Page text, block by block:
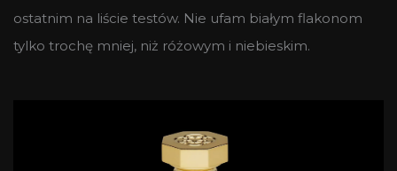
ostatnim na liście testów. Nie ufam białym flakonom
tylko trochę mniej, niż różowym i niebieskim.